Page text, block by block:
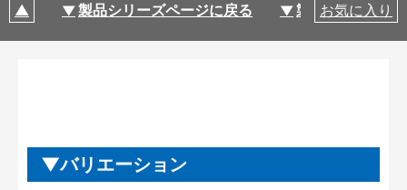
製品シリーズページに戻る 製品仕様
お気に入り
バリエーション